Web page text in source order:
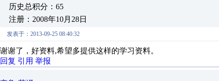
历史总积分：65
注册：2008年10月28日
发表于：2013-09-25 08:40:32
谢谢了，好资料,希望多提供这样的学习资料。
回复 引用 举报